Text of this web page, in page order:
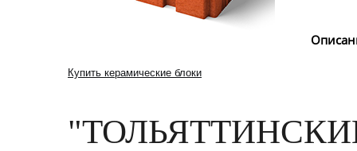
Купить керамические блоки